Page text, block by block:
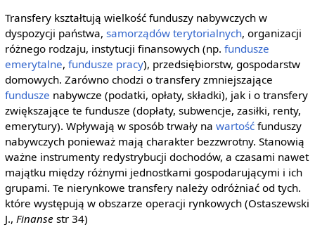
Transfery kształtują wielkość funduszy nabywczych w
dyspozycji państwa, samorządów terytorialnych, organizacji
różnego rodzaju, instytucji finansowych (np. fundusze
emerytalne, fundusze pracy), przedsiębiorstw, gospodarstw
domowych. Zarówno chodzi o transfery zmniejszające
fundusze nabywcze (podatki, opłaty, składki), jak i o transfery
zwiększające te fundusze (dopłaty, subwencje, zasiłki, renty,
emerytury). Wpływają w sposób trwały na wartośćfunduszy
nabywczych ponieważ mają charakter bezzwrotny. Stanowią
ważne instrumenty redystrybucji dochodów, a czasami nawet
majątku między różnymi jednostkami gospodarującymi i ich
grupami. Te nierynkowe transfery należy odróżniać od tych.
które występują w obszarze operacji rynkowych (Ostaszewski
J., Finanse str 34)